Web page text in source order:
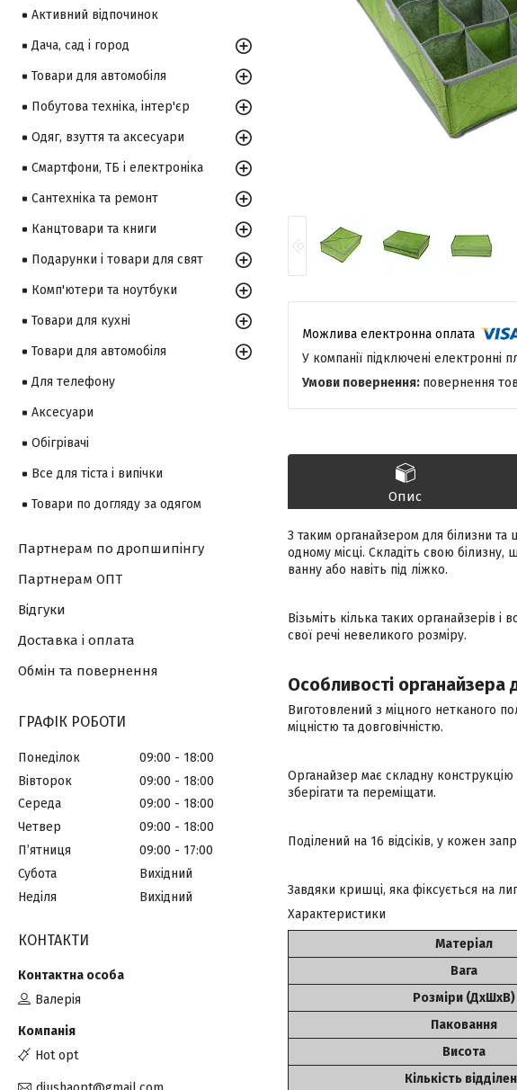
У компанії підключені
повернення
Опис
З таким органайзером для білизни та
одному місці. Складіть свою
ванну або навіть під ліжко.
Візьміть кілька таких органайзерів
свої речі невеликого розміру.
Особливості органайзера
Виготовлений з міцного нетканого
міцністю та довговічністю.
Органайзер має складну
зберігати та переміщати.
Поділений на 16 відсіків, у кожен
Завдяки кришці, яка фіксується на
Характеристики
Матеріал
Вага
Розміри (ДхШхВ)
Паковання
Висота
Кількість
Активний відпочинок
Дача, сад і город
Товари для автомобіля
Побутова техніка, інтер'єр
Одяг, взуття та аксесуари
Смартфони, ТБ і електроніка
Сантехніка та ремонт
Канцтовари та книги
Подарунки і товари для свят
Комп'ютери та ноутбуки
Товари для кухні
Товари для автомобіля
Для телефону
Аксесуари
Обігрівачі
Все для тіста і випічки
Товари по догляду за одягом
Партнерам по дропшипінгу
Партнерам ОПТ
Відгуки
Доставка і оплата
Обмін та повернення
ГРАФІК РОБОТИ
Понеділок 09:00
18:00
Вівторок
09:00
18:00
Середа
09:00
18:00
Четвер
09:00
18:00
Пʼятниця
09:00
17:00
Субота
Вихідний
Неділя
Вихідний
КОНТАКТИ
Валерія
Hot opt